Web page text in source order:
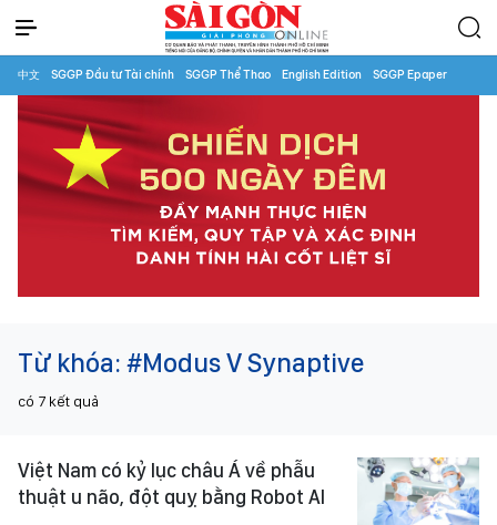
中文 SGGP Đầu tư Tài chính SGGP Thể Thao English Edition SGGP Epaper
Từ khóa: #Modus V Synaptive
có 7 kết quả
Việt Nam có kỷ lục châu Á về phẫu
thuật u não, đột quỵ bằng Robot AI